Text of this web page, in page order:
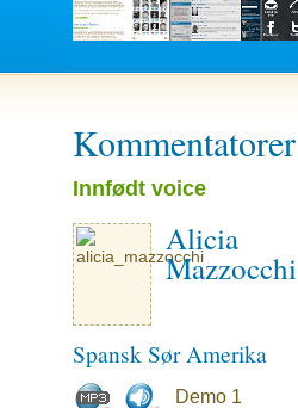
Kommentatorer
Innfødt voice
Alicia
Mazzocchi
Spansk Sør Amerika
Demo 1